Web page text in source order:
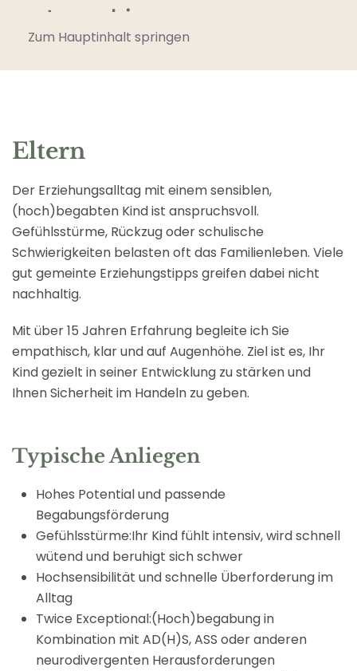
Zum Hauptinhalt springen
Eltern
Der Erziehungsalltag mit einem sensiblen,
(hoch)begabten Kind ist anspruchsvoll.
Gefühlsstürme, Rückzug oder schulische
Schwierigkeiten belasten oft das Familienleben. Viele
gut gemeinte Erziehungstipps greifen dabei nicht
nachhaltig.
Mit über 15 Jahren Erfahrung begleite ich Sie
empathisch, klar und auf Augenhöhe. Ziel ist es, Ihr
Kind gezielt in seiner Entwicklung zu stärken und
Ihnen Sicherheit im Handeln zu geben.
Typische Anliegen
Hohes Potential und passende
Begabungsförderung
Gefühlsstürme:Ihr Kind fühlt intensiv, wird schnell
wütend und beruhigt sich schwer
Hochsensibilität und schnelle Überforderung im
Alltag
Twice Exceptional:(Hoch)begabung in
Kombination mit AD(H)S, ASS oder anderen
neurodivergenten Herausforderungen